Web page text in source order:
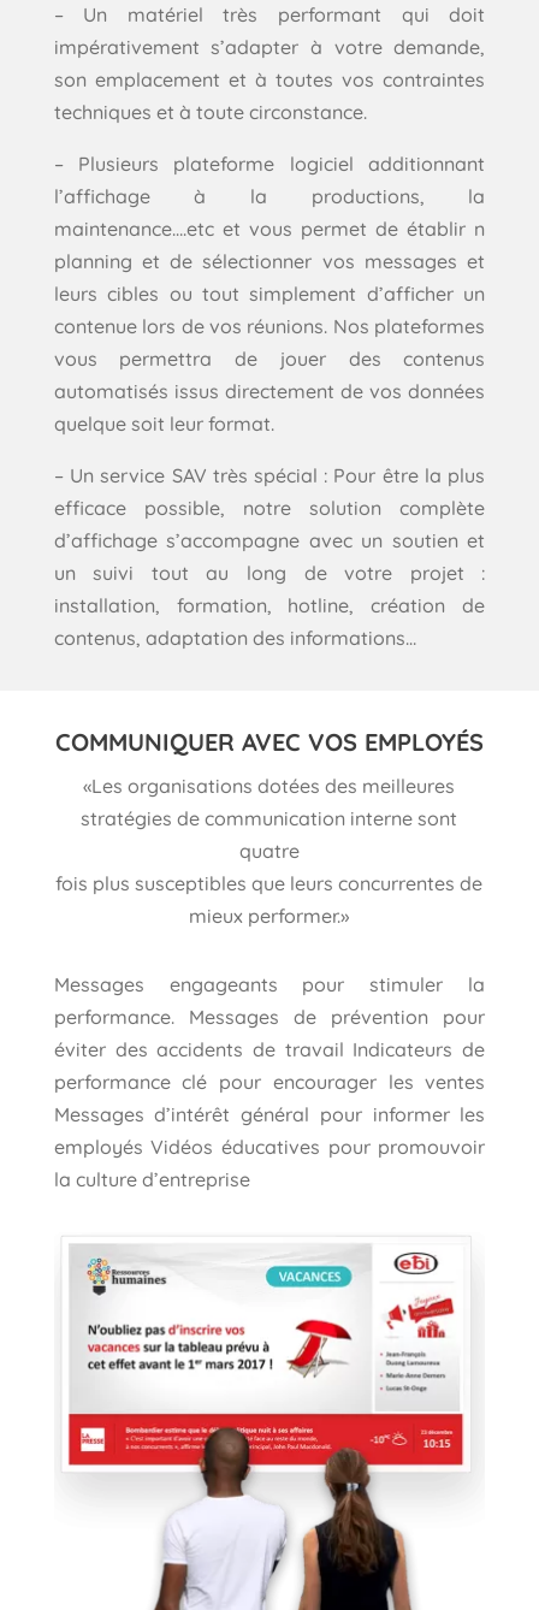
– Un matériel très performant qui doit
impérativement s’adapter à votre demande,
son emplacement et à toutes vos contraintes
techniques et à toute circonstance.
– Plusieurs plateforme logiciel additionnant
l’affichage à la productions, la
maintenance….etc et vous permet de établir n
planning et de sélectionner vos messages et
leurs cibles ou tout simplement d’afficher un
contenue lors de vos réunions. Nos plateformes
vous permettra de jouer des contenus
automatisés issus directement de vos données
quelque soit leur format.
– Un service SAV très spécial : Pour être la plus
efficace possible, notre solution complète
d’affichage s’accompagne avec un soutien et
un suivi tout au long de votre projet :
installation, formation, hotline, création de
contenus, adaptation des informations…
COMMUNIQUER AVEC VOS EMPLOYÉS
«Les organisations dotées des meilleures
stratégies de communication interne sont
quatre
fois plus susceptibles que leurs concurrentes de
mieux performer.»
Messages engageants pour stimuler la
performance. Messages de prévention pour
éviter des accidents de travail Indicateurs de
performance clé pour encourager les ventes
Messages d’intérêt général pour informer les
employés Vidéos éducatives pour promouvoir
la culture d’entreprise